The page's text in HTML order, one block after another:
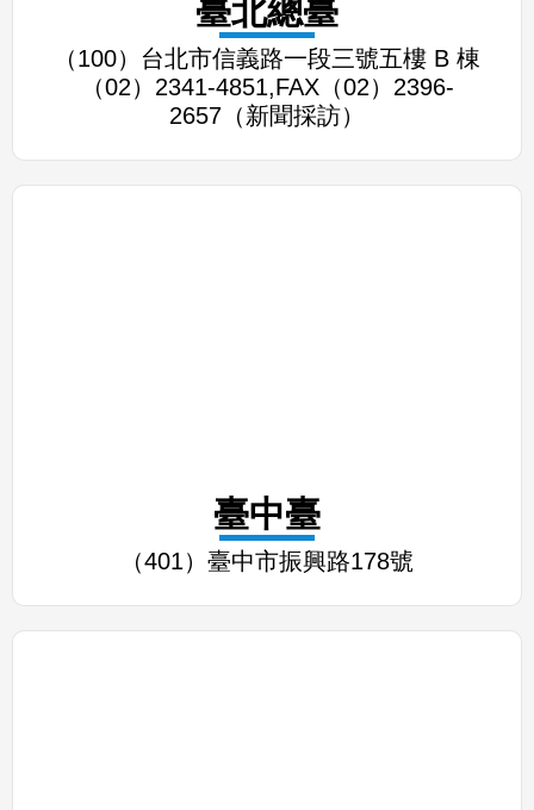
臺北總臺
（100）台北市信義路一段三號五樓 B 棟
（02）2341-4851,FAX（02）2396-
2657（新聞採訪）
臺中臺
（401）臺中市振興路178號